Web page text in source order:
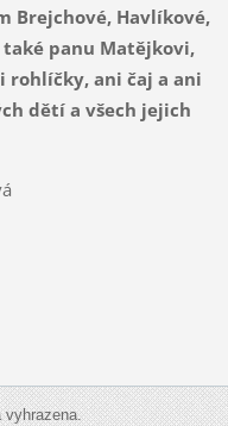
Brejchové, Havlíkové,
také panu Matějkovi,
rohlíčky, ani čaj a ani
dětí a všech jejich
vyhrazena.